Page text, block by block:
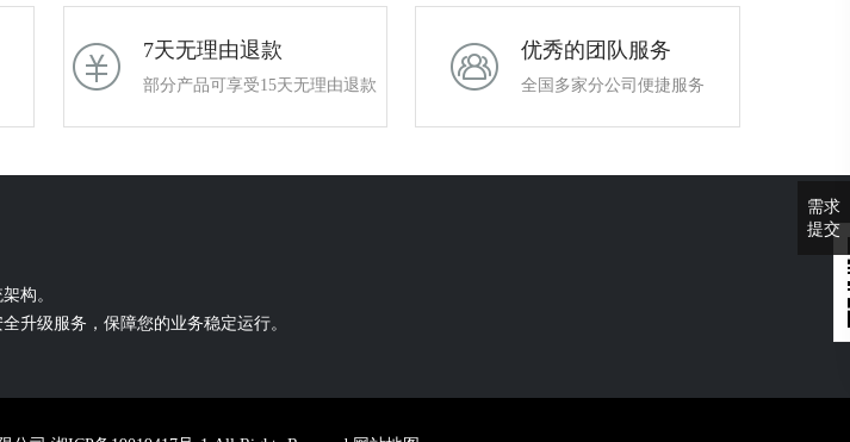
7天无理由退款
部分产品可享受15天无理由退款
优秀的团队服务
全国多家分公司便捷服务
构。
升级服务，保障您的业务稳定运行。
需求
提交